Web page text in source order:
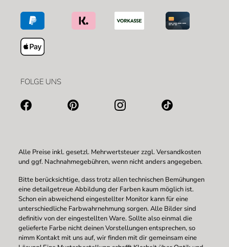
FOLGE UNS
Alle Preise inkl. gesetzl. Mehrwertsteuer zzgl.Versandkosten
und ggf. Nachnahmegebühren, wenn nicht anders angegeben.
Bitte berücksichtige, dass trotz allen technischen Bemühungen
eine detailgetreue Abbildung der Farben kaum möglich ist.
Schon ein abweichend eingestellter Monitor kann für eine
unterschiedliche Farbwahrnehmung sorgen. Alle Bilder sind
definitiv von der eingestellten Ware. Sollte also einmal die
gelieferte Farbe nicht deinen Vorstellungen entsprechen, so
nimm Kontakt mit uns auf, wir finden mit dir gemeinsam eine